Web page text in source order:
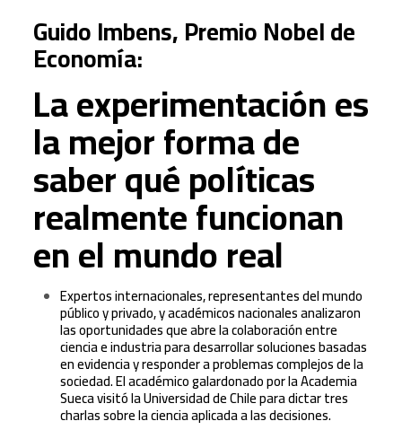
Guido Imbens, Premio Nobel de
Economía:
La experimentación es
la mejor forma de
saber qué políticas
realmente funcionan
en el mundo real
Expertos internacionales, representantes del mundo
público y privado, y académicos nacionales analizaron
las oportunidades que abre la colaboración entre
ciencia e industria para desarrollar soluciones basadas
en evidencia y responder a problemas complejos de la
sociedad. El académico galardonado por la Academia
Sueca visitó la Universidad de Chile para dictar tres
charlas sobre la ciencia aplicada a las decisiones.